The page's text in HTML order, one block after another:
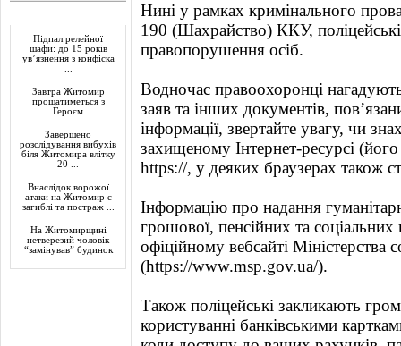
Підпал релейної
шафи: до 15 років
ув’язнення з конфіска
Завтра Житомир
прощатиметься з
Героєм
Завершено
розслідування вибухів
біля Житомира влітку
20 ...
Внаслідок ворожої
атаки на Житомир є
загиблі та постраж ...
На Житомирщині
нетверезий чоловік
“замінував” будинок
Нині у рамках кримінального
190 (Шахрайство) ККУ,
правопорушення осіб.
Водночас правоохоронці
заяв та інших документів,
інформації, звертайте увагу, чи
захищеному Інтернет-ресурсі
https://, у деяких браузерах також
Інформацію про надання
грошової, пенсійних та
офіційному вебсайті Міністерства
(https://www.msp.gov.ua/).
Також поліцейські закликають
користуванні банківськими